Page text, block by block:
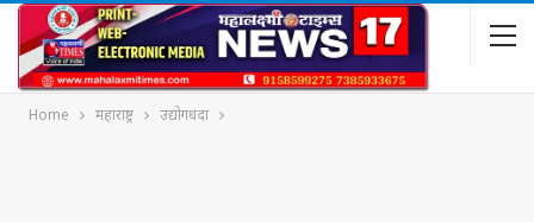
Home महाराष्ट्र उद्योगधंदा